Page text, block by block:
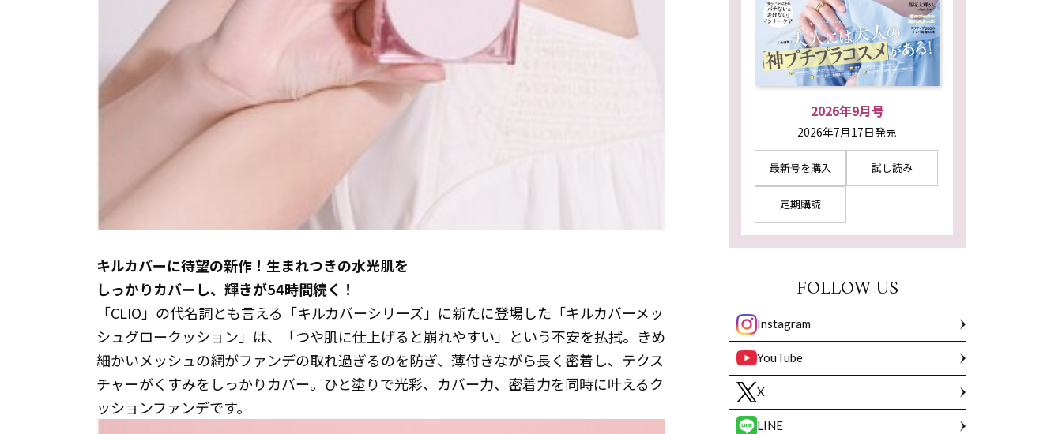
キルカバーに待望の新作！生まれつきの水光肌を
しっかりカバーし、輝きが54時間続く！
「CLIO」の代名詞とも言える「キルカバーシリーズ」に新たに登場した「キルカバーメッ
シュグロークッション」は、「つや肌に仕上げると崩れやすい」という不安を払拭。きめ
細かいメッシュの網がファンデの取れ過ぎるのを防ぎ、薄付きながら長く密着し、テクス
チャーがくすみをしっかりカバー。ひと塗りで光彩、カバー力、密着力を同時に叶えるク
ッションファンデです。
2026年9月号
2026年7月17日発売
最新号を購入 試し読み
定期購読
FOLLOW US
Instagram
YouTube
X
LINE